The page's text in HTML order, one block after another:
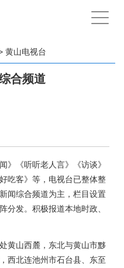
手
机
黄山电视台
合频道
》《听听老人言》《访谈》‌
吃客》等，电视台已整体整
闻综合频道为主，栏目设置
分发。积极报道本地时政、
黄山西麓，东北与黄山市黟
西北连池州市石台县、东至